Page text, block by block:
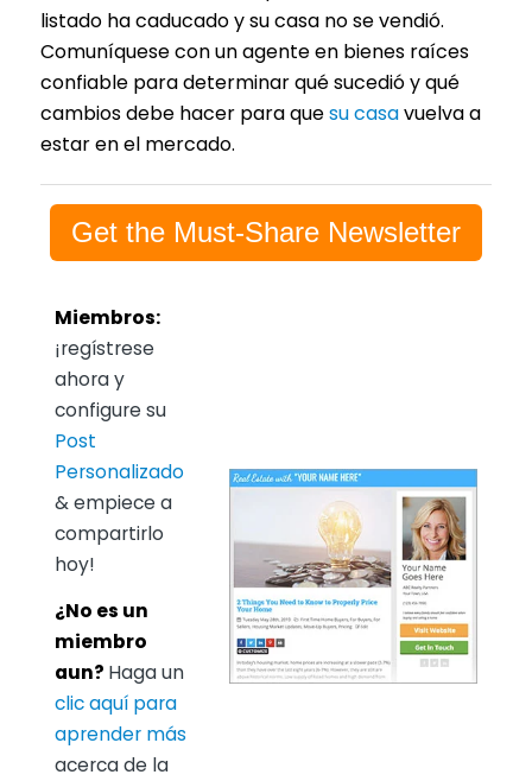
listado ha caducado y su casa no se vendió.
Comuníquese con un agente en bienes raíces
confiable para determinar qué sucedió y qué
cambios debe hacer para quesu casavuelva a
estar en el mercado.
Get the Must-Share Newsletter
Miembros:
¡regístrese
ahora y
configure su
Post
Personalizado
& empiece a
compartirlo
hoy!
¿No es un
miembro
aun? Haga un
clic aquí para
aprender más
acerca de la